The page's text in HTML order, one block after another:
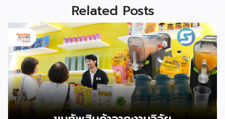
Related Posts